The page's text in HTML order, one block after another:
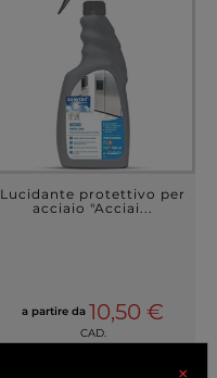
Lucidante protettivo per
acciaio "Acciai...
a partire da 10,50 €
CAD.